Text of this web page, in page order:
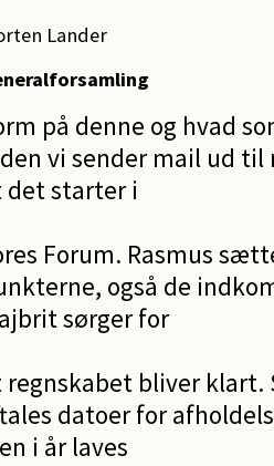
Lander
på denne og hvad
vi sender mail ud
det starter i
Forum. Rasmus
også de
sørger for
regnskabet bliver klart.
datoer for
i år laves